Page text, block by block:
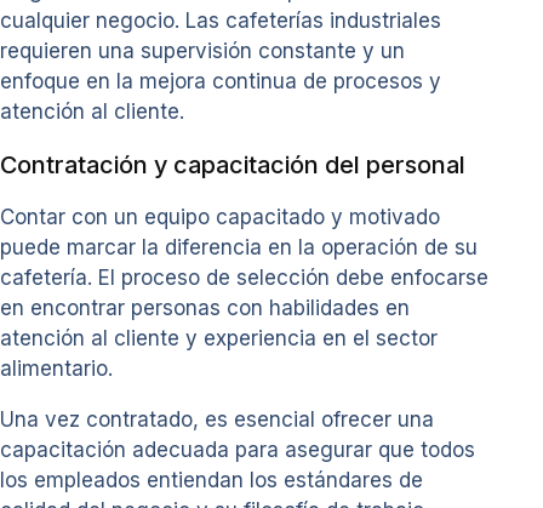
cualquier negocio. Las cafeterías industriales
requieren una supervisión constante y un
enfoque en la mejora continua de procesos y
atención al cliente.
Contratación y capacitación del personal
Contar con un equipo capacitado y motivado
puede marcar la diferencia en la operación de su
cafetería. El proceso de selección debe enfocarse
en encontrar personas con habilidades en
atención al cliente y experiencia en el sector
alimentario.
Una vez contratado, es esencial ofrecer una
capacitación adecuada para asegurar que todos
los empleados entiendan los estándares de